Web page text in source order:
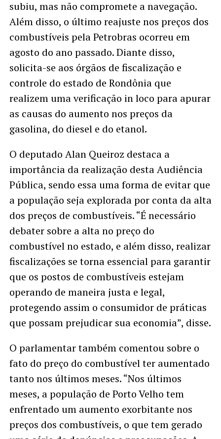
subiu, mas não compromete a navegação.
Além disso, o último reajuste nos preços dos
combustíveis pela Petrobras ocorreu em
agosto do ano passado. Diante disso,
solicita-se aos órgãos de fiscalização e
controle do estado de Rondônia que
realizem uma verificação in loco para apurar
as causas do aumento nos preços da
gasolina, do diesel e do etanol.
O deputado Alan Queiroz destaca a
importância da realização desta Audiência
Pública, sendo essa uma forma de evitar que
a população seja explorada por conta da alta
dos preços de combustíveis. “É necessário
debater sobre a alta no preço do
combustível no estado, e além disso, realizar
fiscalizações se torna essencial para garantir
que os postos de combustíveis estejam
operando de maneira justa e legal,
protegendo assim o consumidor de práticas
que possam prejudicar sua economia”, disse.
O parlamentar também comentou sobre o
fato do preço do combustível ter aumentado
tanto nos últimos meses. “Nos últimos
meses, a população de Porto Velho tem
enfrentado um aumento exorbitante nos
preços dos combustíveis, o que tem gerado